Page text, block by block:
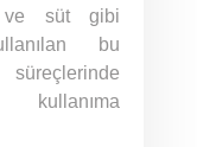
ve süt gibi
bu